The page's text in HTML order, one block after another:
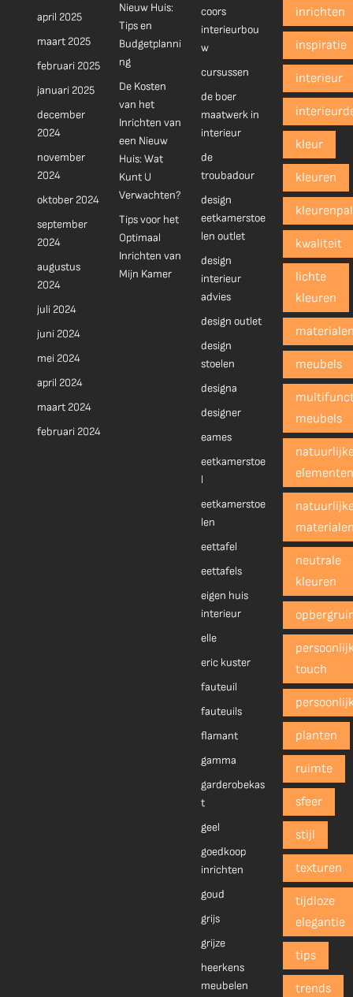
april 2025
maart 2025
februari 2025
januari 2025
december
2024
november
2024
oktober 2024
september
2024
augustus
2024
juli 2024
juni 2024
mei 2024
april 2024
maart 2024
februari 2024
Nieuw Huis:
Tips en
Budgetplanni
ng
De Kosten
van het
Inrichten van
een Nieuw
Huis: Wat
Kunt U
Verwachten?
Tips voor het
Optimaal
Inrichten van
Mijn Kamer
coors
interieurbou
w
cursussen
de boer
maatwerk in
interieur
de
troubadour
design
eetkamerstoe
len outlet
design
interieur
advies
design outlet
design
stoelen
designa
designer
eames
eetkamerstoe
l
eetkamerstoe
len
eettafel
eettafels
eigen huis
interieur
elle
eric kuster
fauteuil
fauteuils
flamant
gamma
garderobekas
t
geel
goedkoop
inrichten
goud
grijs
grijze
heerkens
meubelen
inrichten
inspiratie
interieur
kleur
kleuren
kwaliteit
lichte
kleuren
meubels
meubels
neutrale
kleuren
touch
planten
ruimte
sfeer
stijl
texturen
tijdloze
elegantie
tips
trends